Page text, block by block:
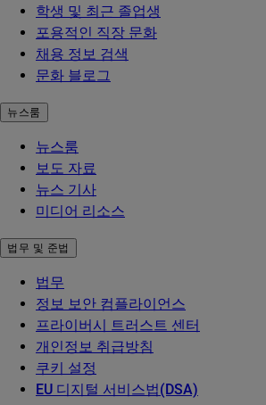
학생 및 최근 졸업생
포용적인 직장 문화
채용 정보 검색
문화 블로그
뉴스룸
뉴스룸
보도 자료
뉴스 기사
미디어 리소스
법무 및 준법
법무
정보 보안 컴플라이언스
프라이버시 트러스트 센터
개인정보 취급방침
쿠키 설정
EU 디지털 서비스법(DSA)